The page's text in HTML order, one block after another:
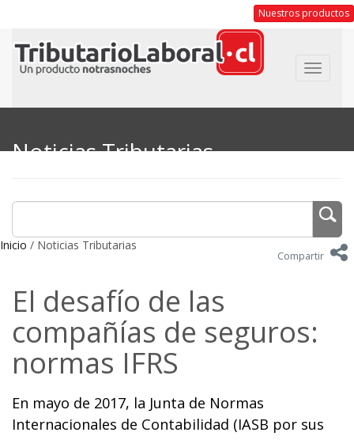
Nuestros productos
Toggle
Noticias Tributarias
Inicio / Noticias Tributarias
Compartir
El desafío de las
compañías de seguros:
normas IFRS
En mayo de 2017, la Junta de Normas
Internacionales de Contabilidad (IASB por sus